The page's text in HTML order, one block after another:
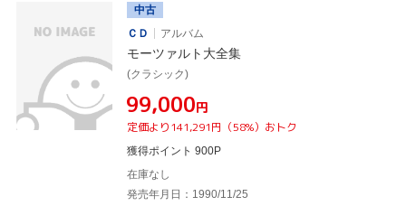
中古
ＣＤ
アルバム
モーツァルト大全集
(クラシック)
¥99,000円
定価より141,291円（58%）おトク
獲得ポイント 900P
在庫なし
発売年月日：1990/11/25